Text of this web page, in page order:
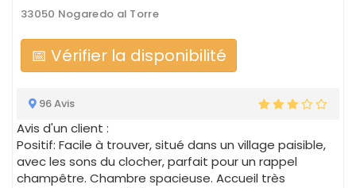
33050 Nogaredo al Torre
📅 Vérifier la disponibilité
96 Avis
Avis d'un client :
Positif: Facile à trouver, situé dans un village paisible,
avec les sons du clocher, parfait pour un rappel
champêtre. Chambre spacieuse. Accueil très